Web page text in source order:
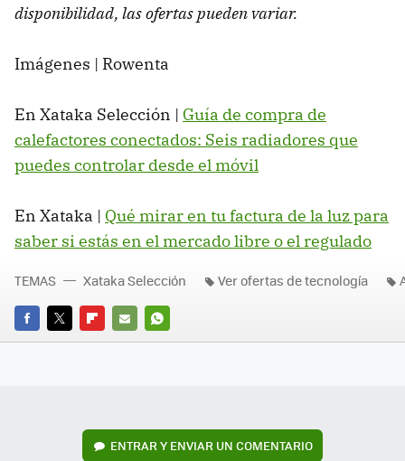
disponibilidad, las ofertas pueden variar.
Imágenes | Rowenta
En Xataka Selección | Guía de compra de
calefactores conectados: Seis radiadores que
puedes controlar desde el móvil
En Xataka | Qué mirar en tu factura de la luz para
saber si estás en el mercado libre o el regulado
FACEBOOK
TWITTERFLIPBOARD
E-
WHATSAPP
TEMAS Xataka Selección Ver ofertas de tecnología
ENTRAR Y ENVIAR UN COMENTARIO